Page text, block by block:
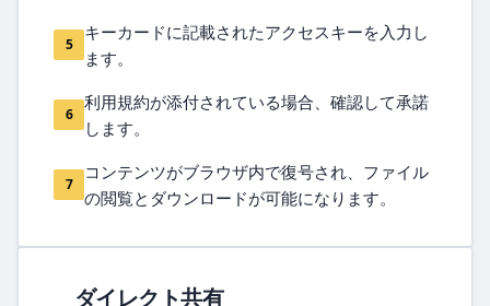
5
キーカードに記載されたアクセスキーを入力し
ます。
6
利用規約が添付されている場合、確認して承諾
します。
7
コンテンツがブラウザ内で復号され、ファイル
の閲覧とダウンロードが可能になります。
ダイレクト共有